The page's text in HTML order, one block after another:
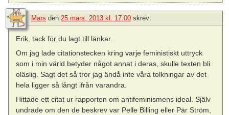
Mars den 25 mars, 2013 kl. 17:00 skrev:
Erik, tack för du lagt till länkar.
Om jag lade citationstecken kring varje feministiskt uttryck
som i min värld betyder något annat i deras, skulle texten bli
oläslig. Sagt det så tror jag ändå inte våra tolkningar av det
hela ligger så långt ifrån varandra.
Hittade ett citat ur rapporten om antifeminismens ideal. Själv
undrade om den de beskrev var Pelle Billing eller Pär Ström,